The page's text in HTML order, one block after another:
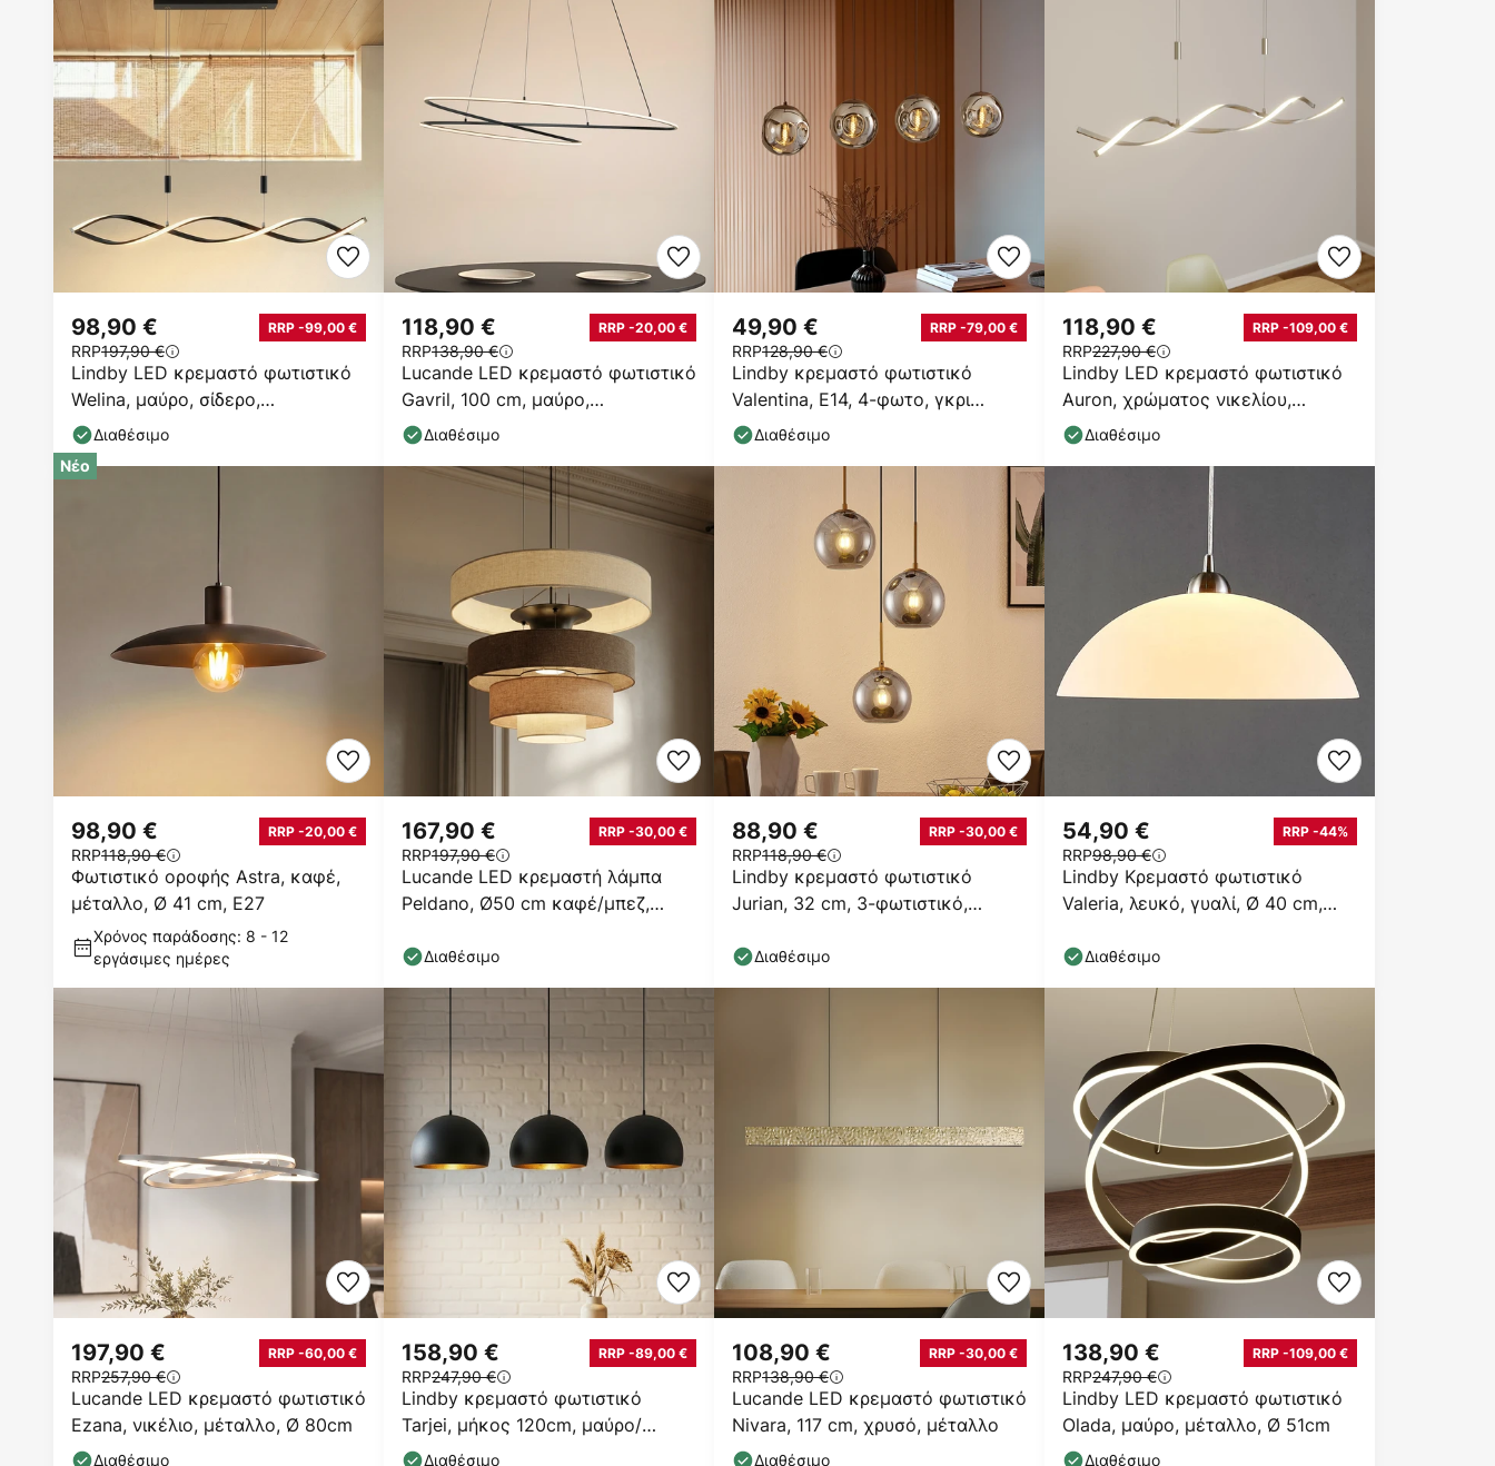
Lindby LED κρεμαστό φωτιστικό
Welina, μαύρο, σίδερο,
ρυθμιζόμενο
98,90 € RRP -99,00 €
RRP197,90 €
Διαθέσιμο
Lucande LED κρεμαστό φωτιστικό
Gavril, 100 cm, μαύρο,
ρυθμιζόμενο
118,90 € RRP -20,00 €
RRP138,90 €
Διαθέσιμο
Lindby κρεμαστό φωτιστικό
Valentina, E14, 4-φωτο, γκρι
καπνί, γυαλί
49,90 € RRP -79,00 €
RRP128,90 €
Διαθέσιμο
Lindby LED κρεμαστό φωτιστικό
Auron, χρώματος νικελίου,
μεταλλικό, ρυθμιζόμενο
118,90 € RRP -109,00 €
RRP227,90 €
Διαθέσιμο
Νέο
Φωτιστικό οροφής Astra, καφέ,
μέταλλο, Ø 41 cm, E27
98,90 € RRP -20,00 €
RRP118,90 €
Χρόνος παράδοσης: 8 - 12
εργάσιμες ημέρες
Lucande LED κρεμαστή λάμπα
Peldano, Ø50 cm καφέ/μπεζ,
167,90 € RRP -30,00 €
RRP197,90 €
Διαθέσιμο
Lindby κρεμαστό φωτιστικό
Jurian, 32 cm, 3-φωτιστικό,
88,90 € RRP -30,00 €
RRP118,90 €
Διαθέσιμο
Lindby Κρεμαστό φωτιστικό
Valeria, λευκό, γυαλί, Ø 40 cm,
54,90 € RRP -44%
RRP98,90 €
Διαθέσιμο
Lucande LED κρεμαστό φωτιστικό
Ezana, νικέλιο, μέταλλο, Ø 80cm
197,90 € RRP -60,00 €
RRP257,90 €
Διαθέσιμο
Lindby κρεμαστό φωτιστικό
Tarjei, μήκος 120cm, μαύρο/
χρυσό, μέταλλο
158,90 € RRP -89,00 €
RRP247,90 €
Διαθέσιμο
Lucande LED κρεμαστό φωτιστικό
Nivara, 117 cm, χρυσό, μέταλλο
108,90 € RRP -30,00 €
RRP138,90 €
Διαθέσιμο
Lindby LED κρεμαστό φωτιστικό
Olada, μαύρο, μέταλλο, Ø 51cm
138,90 € RRP -109,00 €
RRP247,90 €
Διαθέσιμο